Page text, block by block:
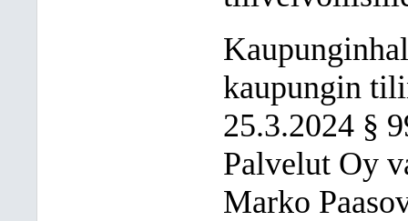
kaupungin
25.3.2024 §
Palvelut Oy
Marko